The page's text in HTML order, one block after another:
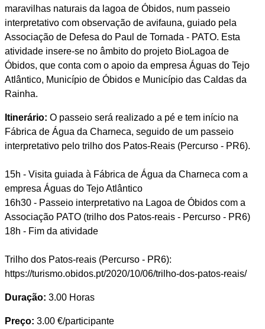
maravilhas naturais da lagoa de Óbidos, num passeio
interpretativo com observação de avifauna, guiado pela
Associação de Defesa do Paul de Tornada - PATO. Esta
atividade insere-se no âmbito do projeto BioLagoa de
Óbidos, que conta com o apoio da empresa Águas do Tejo
Atlântico, Município de Óbidos e Município das Caldas da
Rainha.
Itinerário: O passeio será realizado a pé e tem início na
Fábrica de Água da Charneca, seguido de um passeio
interpretativo pelo trilho dos Patos-Reais (Percurso - PR6).
15h - Visita guiada à Fábrica de Água da Charneca com a
empresa Águas do Tejo Atlântico
16h30 - Passeio interpretativo na Lagoa de Óbidos com a
Associação PATO (trilho dos Patos-reais - Percurso - PR6)
18h - Fim da atividade
Trilho dos Patos-reais (Percurso - PR6):
https://turismo.obidos.pt/2020/10/06/trilho-dos-patos-reais/
Duração: 3.00 Horas
Preço: 3.00 €/participante